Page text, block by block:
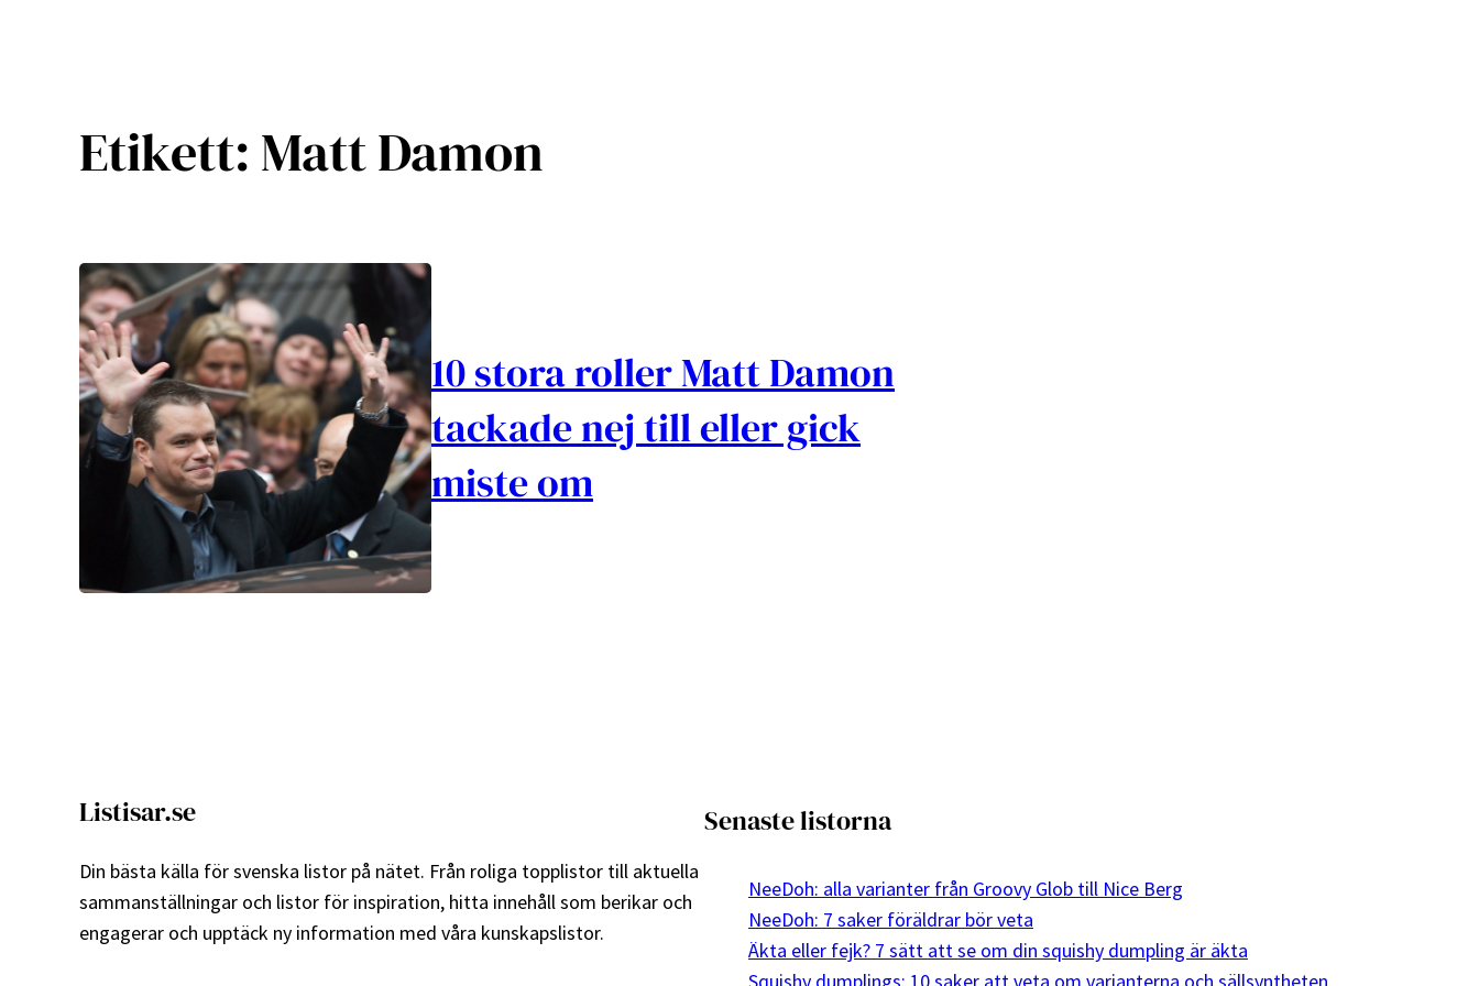
Etikett:Matt Damon
10 stora roller Matt Damon
tackade nej till eller gick
miste om
Listisar.se
Din bästa källa för svenska listor på nätet. Från roliga topplistor till aktuella
sammanställningar och listor för inspiration, hitta innehåll som berikar och
engagerar och upptäck ny information med våra kunskapslistor.
Senaste listorna
NeeDoh: alla varianter från Groovy Glob till Nice Berg
NeeDoh: 7 saker föräldrar bör veta
Äkta eller fejk? 7 sätt att se om din squishy dumpling är äkta